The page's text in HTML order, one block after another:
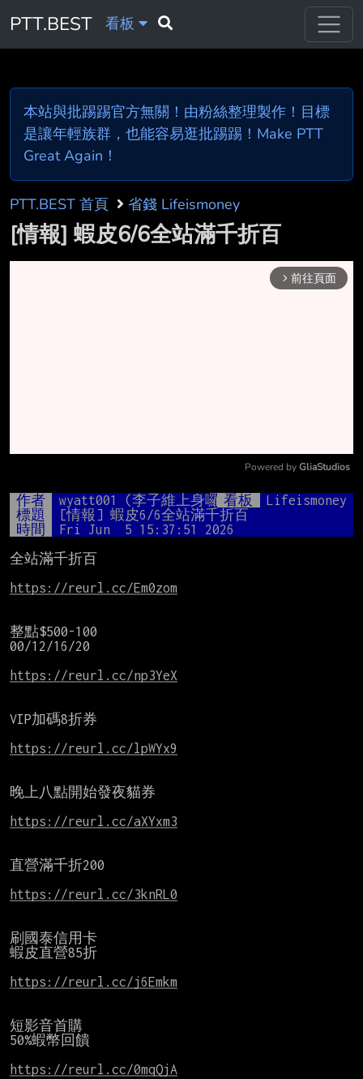
PTT.BEST 看板
本站與批踢踢官方無關！由粉絲整理製作！目標
是讓年輕族群，也能容易逛批踢踢！Make PTT
Great Again！
PTT.BEST 首頁 省錢 Lifeismoney
[情報] 蝦皮6/6全站滿千折百
arrow_forward_ios 前往頁面
Mute
Powered by GliaStudios
作者 wyatt001 (李子維上身囉)看板
Lifeismoney
標題
[情報] 蝦皮6/6全站滿千折百
時間
Fri Jun  5 15:37:51 2026
全站滿千折百
https://reurl.cc/Em0zom
整點$500-100
00/12/16/20
https://reurl.cc/np3YeX
VIP加碼8折券
https://reurl.cc/lpWYx9
晚上八點開始發夜貓券
https://reurl.cc/aXYxm3
直營滿千折200
https://reurl.cc/3knRL0
刷國泰信用卡
蝦皮直營85折
https://reurl.cc/j6Emkm
短影音首購
50%蝦幣回饋
https://reurl.cc/0mqQjA